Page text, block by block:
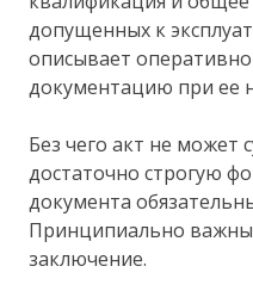
допущенных к
описывает
документацию при ее
Без чего акт не может
достаточно строгую
документа
Принципиально
заключение.